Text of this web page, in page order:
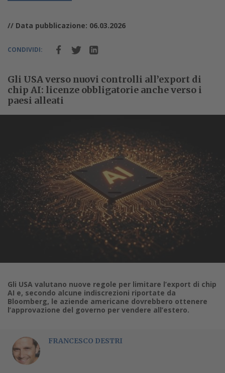
// Data pubblicazione: 06.03.2026
CONDIVIDI:
Gli USA verso nuovi controlli all’export di
chip AI: licenze obbligatorie anche verso i
paesi alleati
Gli USA valutano nuove regole per limitare l’export di chip
AI e, secondo alcune indiscrezioni riportate da
Bloomberg, le aziende americane dovrebbero ottenere
l’approvazione del governo per vendere all’estero.
FRANCESCO DESTRI